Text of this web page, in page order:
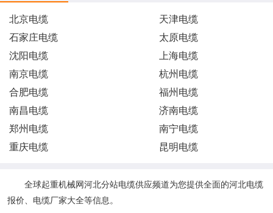
北京电缆
天津电缆
石家庄电缆
太原电缆
沈阳电缆
上海电缆
南京电缆
杭州电缆
合肥电缆
福州电缆
南昌电缆
济南电缆
郑州电缆
南宁电缆
重庆电缆
昆明电缆
全球起重机械网河北分站电缆供应频道为您提供全面的河北电缆
报价、电缆厂家大全等信息。